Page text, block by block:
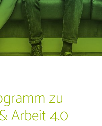
zu
Arbeit 4.0